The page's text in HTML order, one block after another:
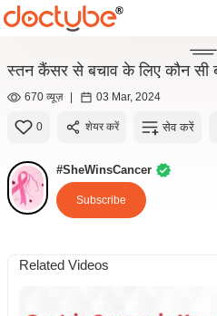
स्तन कैंसर से बचाव के लिए कौन सी
670 व्यूज़ | 03 Mar, 2024
0 शेयर करें सेव करें
#SheWinsCancer
Subscribe
Related Videos